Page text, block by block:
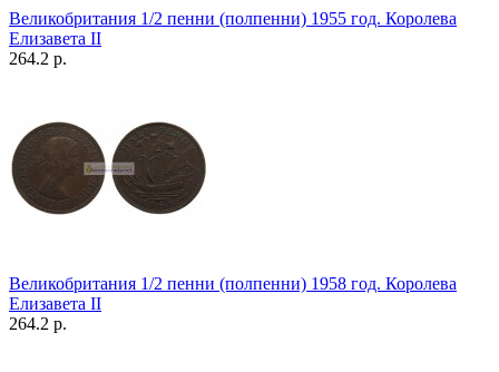
Великобритания 1/2 пенни (полпенни) 1955 год. Королева
Елизавета II
264.2 р.
Великобритания 1/2 пенни (полпенни) 1958 год. Королева
Елизавета II
264.2 р.